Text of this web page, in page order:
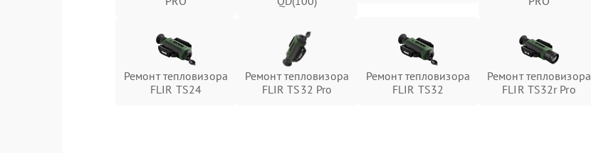
Ремонт тепловизора
FLIR TS24
Ремонт тепловизора
FLIR TS32 Pro
Ремонт тепловизора
FLIR TS32
Ремонт тепловизора
FLIR TS32r Pro